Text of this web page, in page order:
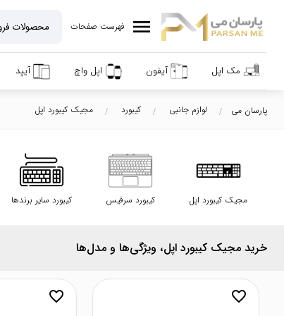
menu فهرست صفحات
مک اپل آیفون اپل واچ آیپد
پارسان می لوازم جانبی کیبورد مجیک کیبورد اپل
مجیک کیبورد اپل کیبورد سرفیس کیبورد سایر برندها
خرید مجیک کیبورد اپل، ویژگی‌ها و مدل‌ها
favorite_border
favorite_border